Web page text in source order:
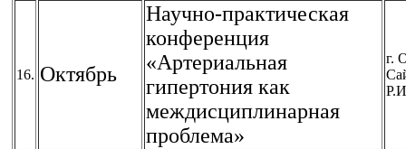
16. Октябрь
Научно-практическая
конференция
«Артериальная
гипертония как
междисциплинарная
проблема»
г.